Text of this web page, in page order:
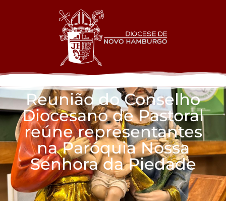
Reunião do Conselho
Diocesano de Pastoral
reúne representantes
na Paróquia Nossa
Senhora da Piedade